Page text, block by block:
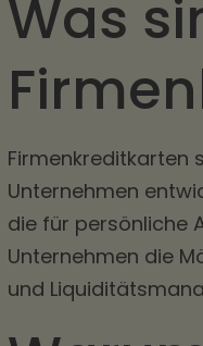
Was
Firmenkreditkarten
Unternehmen
die für persönliche
Unternehmen die
und